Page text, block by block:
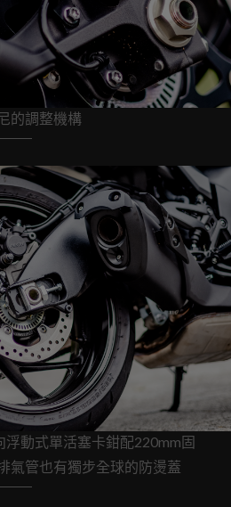
的調整機構
動式單活塞卡鉗配220mm固
氣管也有獨步全球的防燙蓋